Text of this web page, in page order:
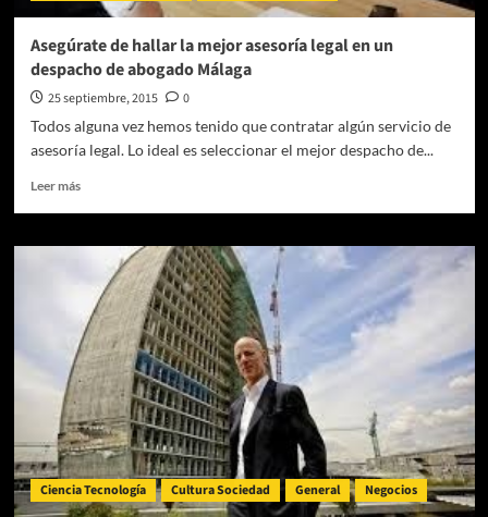
Asegúrate de hallar la mejor asesoría legal en un
despacho de abogado Málaga
25 septiembre, 2015
0
Todos alguna vez hemos tenido que contratar algún servicio de
asesoría legal. Lo ideal es seleccionar el mejor despacho de...
Leer másLeer
Asegúrate
hallar
mejor
asesoría
legal
un
despacho
de
abogado
Málaga
Ciencia Tecnología Cultura Sociedad General Negocios